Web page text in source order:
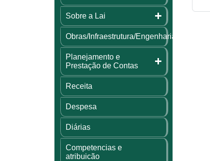
Sobre a Lai
Obras/Infraestrutura/Engenharia
Planejamento e
Prestação de Contas
Receita
Despesa
Diárias
Competencias e
atribuicão